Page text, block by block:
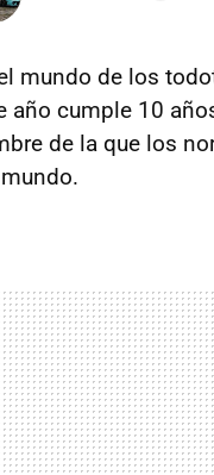
mundo de los
año cumple 10
de la que los